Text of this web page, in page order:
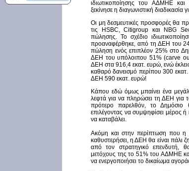
ιδιωτικοποίησης του ΑΔΜΗΕ και
ξεκίνησε η διαγωνιστική
Οι μη δεσμευτικές προσφορές θα
τις HSBC, Citigroup και NBG
πώλησης. Το σχέδιο
προαναφέρθηκε, από τη ΔEΗ του
πώληση ενός επιπλέον 25% στο
ΔEΗ του υπόλοιπου 51% (carve
ΔEΗ στα 916,4 εκατ. ευρώ, ενώ
καθαρό δανεισμό περίπου 300
ΔEΗ 590 εκατ. ευρώ!
Κάπου εδώ όμως μπαίνει ένα
λεφτά για να πληρώσει τη ΔEΗ για
πρότερο παρελθόν, το Δημόσιο
επιλέγοντας να συμψηφίσει μέρος
να καταβάλει.
Ακόμη και στην περίπτωση που η
καθυστερήσει, η ΔEΗ θα είναι πάλι
από τον στρατηγικό επενδυτή,
μετόχους της το 51% του ΑΔΜΗΕ
να ενεργοποιήσει το δικαίωμα